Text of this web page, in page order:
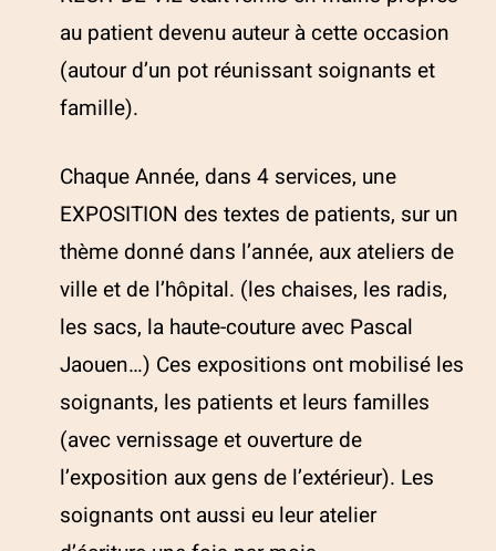
au patient devenu auteur à cette occasion
(autour d’un pot réunissant soignants et
famille).
Chaque Année, dans 4 services, une
EXPOSITION des textes de patients, sur un
thème donné dans l’année, aux ateliers de
ville et de l’hôpital. (les chaises, les radis,
les sacs, la haute-couture avec Pascal
Jaouen…) Ces expositions ont mobilisé les
soignants, les patients et leurs familles
(avec vernissage et ouverture de
l’exposition aux gens de l’extérieur). Les
soignants ont aussi eu leur atelier